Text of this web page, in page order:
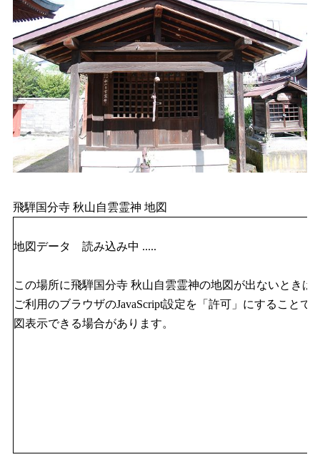
飛騨国分寺 秋山自雲霊神 地図
地図データ 読み込み中 .....
この場所に飛騨国分寺 秋山自雲霊神の地図が出ないときは
ご利用のブラウザのJavaScript設定を「許可」にすることで
図表示できる場合があります。